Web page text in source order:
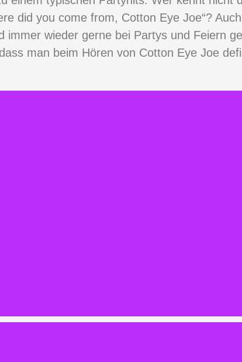
did you come from, Cotton Eye Joe“?
wieder gerne bei Partys und Feiern
man beim Hören von Cotton Eye Joe